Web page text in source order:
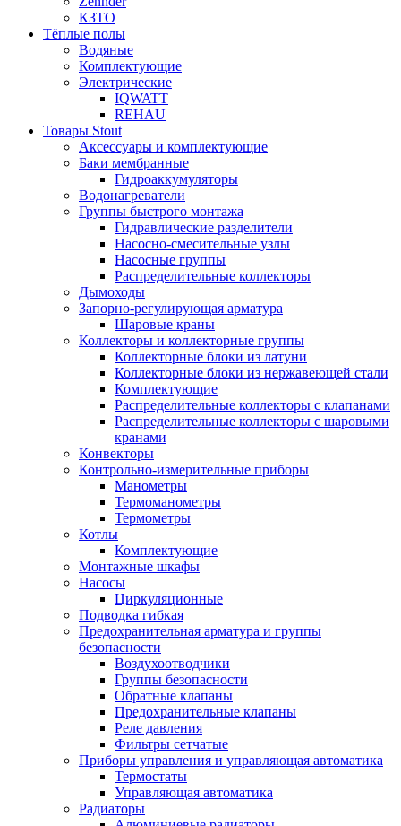
КЗТО
Тёплые полы
Водяные
Комплектующие
Электрические
IQWATT
REHAU
Товары Stout
Аксессуары и комплектующие
Баки мембранные
Гидроаккумуляторы
Водонагреватели
Группы быстрого монтажа
Гидравлические разделители
Насосно-смесительные узлы
Насосные группы
Распределительные коллекторы
Дымоходы
Запорно-регулирующая арматура
Шаровые краны
Коллекторы и коллекторные группы
Коллекторные блоки из латуни
Коллекторные блоки из нержавеющей стали
Комплектующие
Распределительные коллекторы с клапанами
Распределительные коллекторы с шаровыми
кранами
Конвекторы
Контрольно-измерительные приборы
Манометры
Термоманометры
Термометры
Котлы
Комплектующие
Монтажные шкафы
Насосы
Циркуляционные
Подводка гибкая
Предохранительная арматура и группы
безопасности
Воздухоотводчики
Группы безопасности
Обратные клапаны
Предохранительные клапаны
Реле давления
Фильтры сетчатые
Приборы управления и управляющая автоматика
Термостаты
Управляющая автоматика
Радиаторы